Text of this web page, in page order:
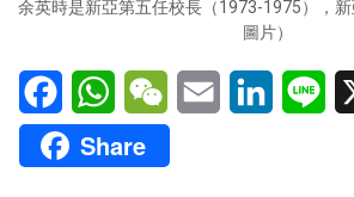
余英時是新亞第五任校長（1973-1975），
圖片）
FacebookWhatsAppWeChatEmail LinkedIn
Share